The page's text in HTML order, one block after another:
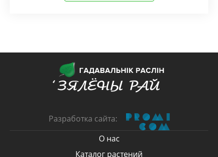
Разработка сайта:
О нас
Каталог растений